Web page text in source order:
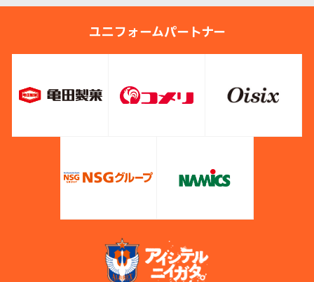
ユニフォームパートナー